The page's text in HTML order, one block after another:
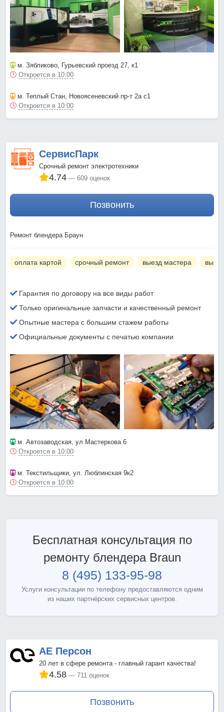
м. Зябликово, Гурьевский проезд 27, к1
Откроется в 10:00
м. Теплый Стан, Новоясеневский пр-т 2а с1
Откроется в 10:00
СервисПарк
Срочный ремонт электротехники
4.74 609 оценок
Позвонить
Ремонт блендера Браун
оплата картой срочный ремонт выезд мастера
Гарантия по договору на все виды работ
Только оригинальные запчасти и качественный ремонт
Опытные мастера с большим стажем работы
Официальные документы с печатью компании
м. Автозаводская, ул Мастеркова 6
Откроется в 10:00
м. Текстильщики, ул. Люблинская 9к2
Откроется в 10:00
Бесплатная консультация по
ремонту блендера Braun
8 (495) 133-95-98
Услуги консультации по телефону предоставляются одним
из наших партнёрских сервисных центров.
АЕ Персон
20 лет в сфере ремонта - главный гарант качества!
4.58 711 оценок
Позвонить